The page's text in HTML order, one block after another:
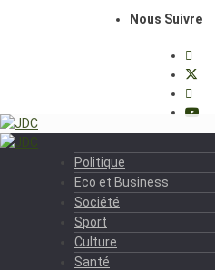
Nous Suivre
Politique
Eco et Business
Société
Sport
Culture
Santé